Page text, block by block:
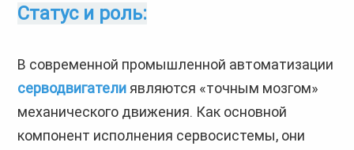
Статус и роль:
В современной промышленной автоматизации
серводвигатели являются «точным мозгом»
механического движения. Как основной
компонент исполнения сервосистемы, они